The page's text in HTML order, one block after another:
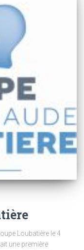
Loubatière le 4
une première